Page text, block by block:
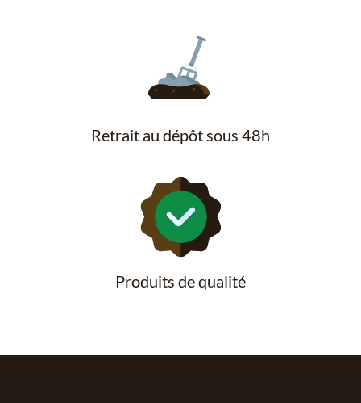
Retrait au dépôt sous 48h
Produits de qualité